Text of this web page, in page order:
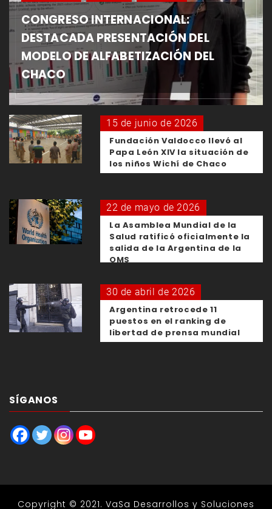
CONGRESO INTERNACIONAL:
DESTACADA PRESENTACIÓN DEL
MODELO DE ALFABETIZACIÓN DEL
CHACO
15 de junio de 2026
Fundación Valdocco llevó al
Papa León XIV la situación de
los niños Wichí de Chaco
22 de mayo de 2026
La Asamblea Mundial de la
Salud ratificó oficialmente la
salida de la Argentina de la
OMS
30 de abril de 2026
Argentina retrocede 11
puestos en el ranking de
libertad de prensa mundial
SÍGANOS
Copyright © 2021. VaSa Desarrollos y Soluciones